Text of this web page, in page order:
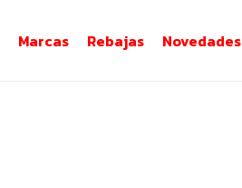
Marcas Rebajas Novedades